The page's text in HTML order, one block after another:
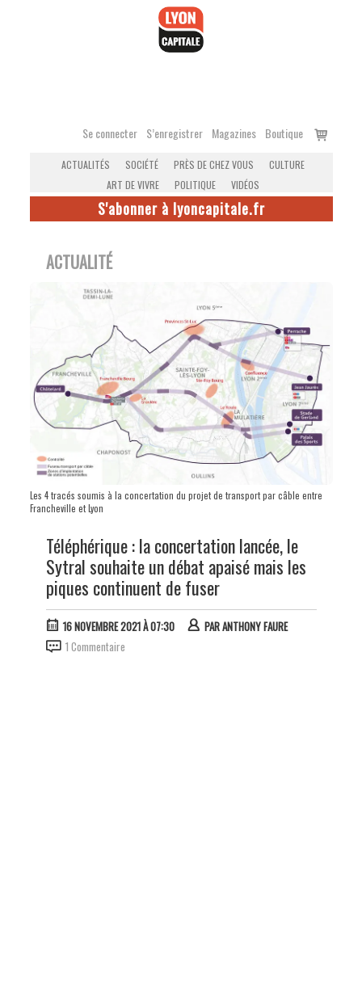
Se connecter S’enregistrer Magazines Boutique
Voir
ACTUALITÉS SOCIÉTÉ PRÈS DE CHEZ VOUS
CULTURE
ART DE VIVRE
POLITIQUE VIDÉOS
S'abonner à lyoncapitale.fr
ACTUALITÉ
Les 4 tracés soumis à la concertation du projet de transport par câble entre
Francheville et Lyon
Téléphérique : la concertation lancée, le
Sytral souhaite un débat apaisé mais les
piques continuent de fuser
16 NOVEMBRE 2021 À 07:30 PARANTHONY FAURE
1 Commentaire